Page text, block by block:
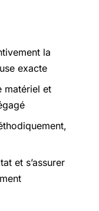
la
exacte
matériel et
et s’assurer